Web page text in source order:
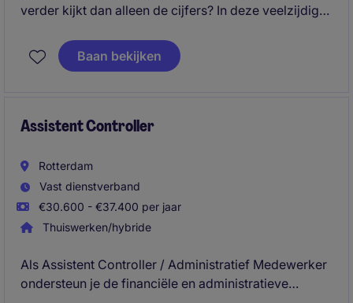
verder kijkt dan alleen de cijfers? In deze veelzijdige
rapportages, analyses, forecasting en
procesoptimalisaties, terwijl je uitgroeit tot een
Je krijgt de kans om het volledige financiële
voor stap richting een brede controllerfunctie.
Baan bekijken
Assistent Controller
Rotterdam
Vast dienstverband
€30.600 - €37.400 per jaar
Thuiswerken/hybride
Als Assistent Controller / Administratief Medewerker
ondersteun je de financiële en administratieve